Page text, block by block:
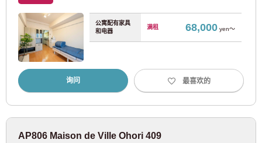
公寓配有家具
和电器
满租 68,000yen～
询问 最喜欢的
AP806 Maison de Ville Ohori 409
名古屋铁道
名铁名古屋本线
JR东海